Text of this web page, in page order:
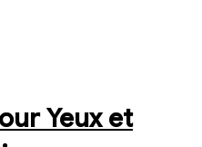
Yeux et